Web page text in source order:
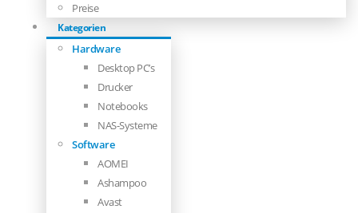
Preise
Kategorien
Hardware
Desktop PC’s
Drucker
Notebooks
NAS-Systeme
Software
AOMEI
Ashampoo
Avast